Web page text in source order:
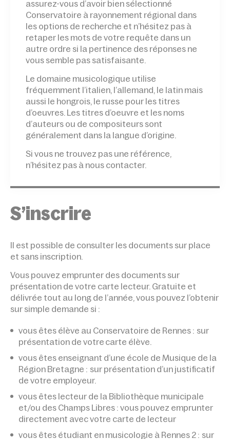
assurez-vous d’avoir bien sélectionné
Conservatoire à rayonnement régional dans
les options de recherche et n’hésitez pas à
retaper les mots de votre requête dans un
autre ordre si la pertinence des réponses ne
vous semble pas satisfaisante.
Le domaine musicologique utilise
fréquemment l’italien, l’allemand, le latin mais
aussi le hongrois, le russe pour les titres
d’oeuvres. Les titres d’oeuvre et les noms
d’auteurs ou de compositeurs sont
généralement dans la langue d’origine.
Si vous ne trouvez pas une référence,
n’hésitez pas à nous contacter.
S’inscrire
Il est possible de consulter les documents sur place
et sans inscription.
Vous pouvez emprunter des documents sur
présentation de votre carte lecteur. Gratuite et
délivrée tout au long de l’année, vous pouvez l’obtenir
sur simple demande si :
vous êtes élève au Conservatoire de Rennes : sur
présentation de votre carte élève
vous êtes enseignant d’une école de Musique de la
Région Bretagne : sur présentation d’un justificatif
de votre employeur.
vous êtes lecteur de la Bibliothèque municipale
et/ou des Champs Libres : vous pouvez emprunter
directement avec votre carte de lecteur
vous êtes étudiant en musicologie à Rennes 2 : sur